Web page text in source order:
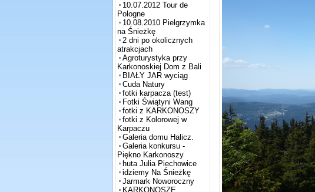
10.07.2012 Tour de
Pologne
10.08.2010 Pielgrzymka
na Śnieżkę
2 dni po okolicznych
atrakcjach
Agroturystyka przy
Karkonoskiej Dom z Bali
BIAŁY JAR wyciąg
Cuda Natury
fotki karpacza (test)
Fotki Świątyni Wang
fotki z KARKONOSZY
fotki z Kolorowej w
Karpaczu
Galeria domu Halicz.
Galeria konkursu -
Piękno Karkonoszy
huta Julia Piechowice
idziemy Na Śnieżkę
Jarmark Noworoczny
KARKONOSZE